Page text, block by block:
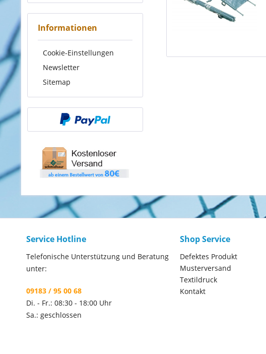
Informationen
Cookie-Einstellungen
Newsletter
Sitemap
Service Hotline
Telefonische Unterstützung und Beratung
unter:
09183 / 95 00 68
Di. - Fr.: 08:30 - 18:00 Uhr
Sa.: geschlossen
Shop Service
Defektes Produkt
Musterversand
Textildruck
Kontakt